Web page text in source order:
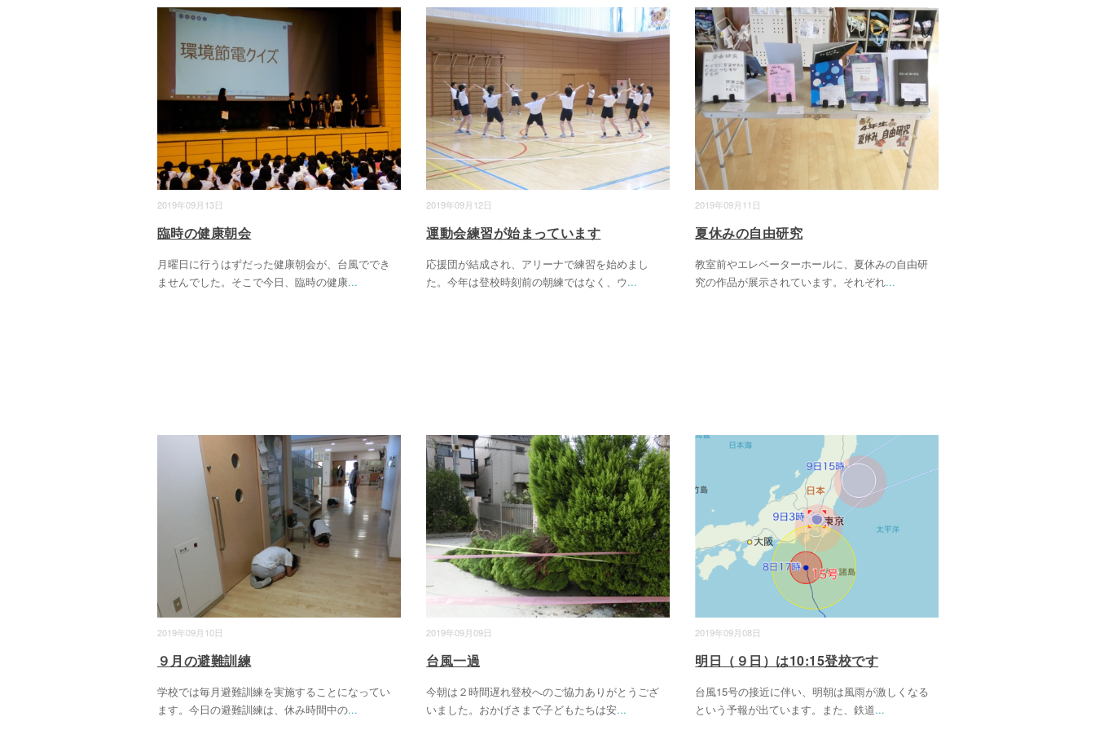
2019年09月13日
臨時の健康朝会
月曜日に行うはずだった健康朝会が、台風ででき
ませんでした。そこで今日、臨時の健康...
2019年09月12日
運動会練習が始まっています
応援団が結成され、アリーナで練習を始めまし
た。今年は登校時刻前の朝練ではなく、ウ...
2019年09月11日
夏休みの自由研究
教室前やエレベーターホールに、夏休みの自由研
究の作品が展示されています。それぞれ...
2019年09月10日
９月の避難訓練
学校では毎月避難訓練を実施することになってい
ます。今日の避難訓練は、休み時間中の...
2019年09月09日
台風一過
今朝は２時間遅れ登校へのご協力ありがとうござ
いました。おかげさまで子どもたちは安...
2019年09月08日
明日（９日）は10:15登校です
台風15号の接近に伴い、明朝は風雨が激しくなる
という予報が出ています。また、鉄道...